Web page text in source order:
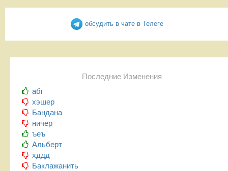
обсудить в чате в Телеге
Последние Изменения
абг
хэшер
Бандана
ничер
ъеъ
Альберт
хддд
Баклажанить